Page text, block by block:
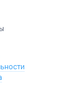
отдельная
отправки